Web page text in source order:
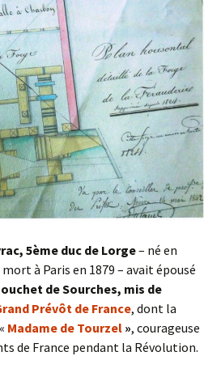
5ème duc de Lorge– né en
à Paris en 1879 – avait épousé
de Sourches, mis de
Prévôt de France, dont la
Madame de Tourzel », courageuse
de France pendant la Révolution.